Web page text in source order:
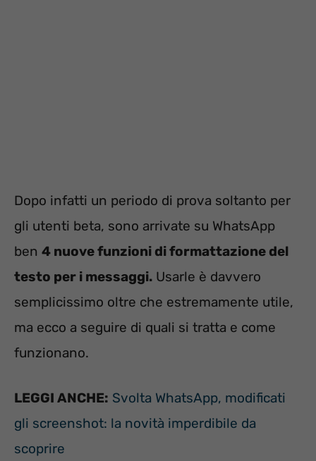
Dopo infatti un periodo di prova soltanto per
gli utenti beta, sono arrivate su WhatsApp
ben 4 nuove funzioni di formattazione del
testo per i messaggi. Usarle è davvero
semplicissimo oltre che estremamente utile,
ma ecco a seguire di quali si tratta e come
funzionano.
LEGGI ANCHE: Svolta WhatsApp, modificati
gli screenshot: la novità imperdibile da
scoprire